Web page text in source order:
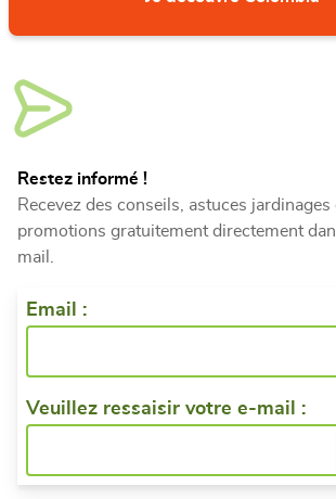
Restez informé !
Recevez des conseils, astuces jardinages
promotions gratuitement directement
mail.
Email :
Veuillez ressaisir votre e-mail :